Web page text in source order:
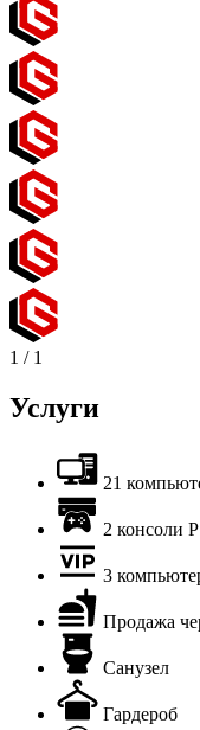
1 / 1
Услуги
21
2 консоли
3
Продажа
Санузел
Гардероб